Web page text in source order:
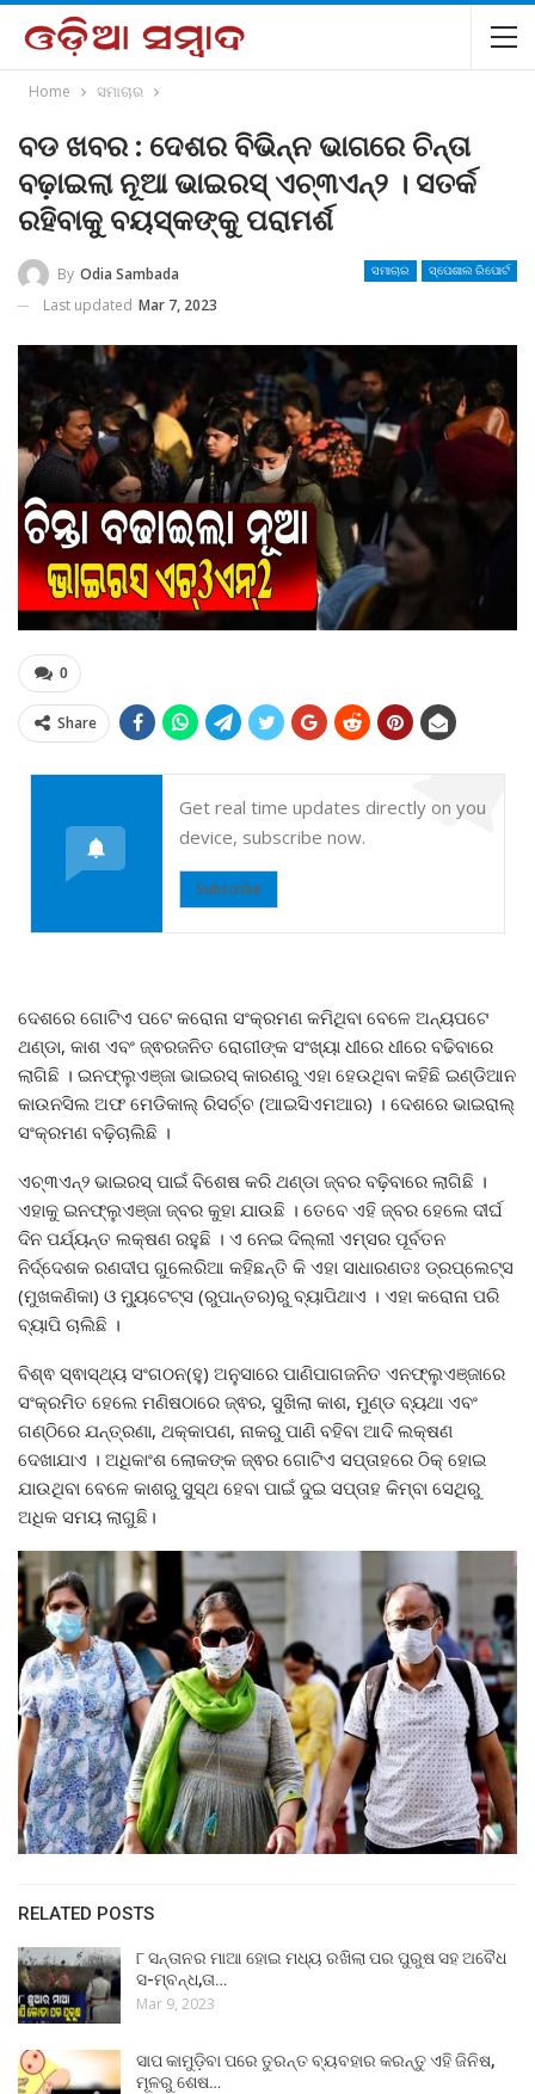
Home ସମାଚାର
ବଡ ଖବର : ଦେଶର ବିଭିନ୍ନ ଭାଗରେ ଚିନ୍ତା
ବଢ଼ାଇଲା ନୂଆ ଭାଇରସ୍‌ ଏଚ୍‌୩ଏନ୍‌୨ । ସତର୍କ
ରହିବାକୁ ବୟସ୍କଙ୍କୁ ପରାମର୍ଶ
ସମାଚାର ସ୍ପେଶାଲ ରିପୋର୍ଟ
By Odia Sambada
Last updated Mar 7, 2023
0
Share
Get real time updates directly on you
device, subscribe now.
Subscribe
ଦେଶରେ ଗୋଟିଏ ପଟେ କରୋନା ସଂକ୍ରମଣ କମିଥିବା ବେଳେ ଅନ୍ୟପଟେ
ଥଣ୍ଡା, କାଶ ଏବଂ ଜ୍ଵରଜନିତ ରୋଗୀଙ୍କ ସଂଖ୍ୟା ଧୀରେ ଧୀରେ ବଢିବାରେ
ଲାଗିଛି । ଇନଫ୍ଲୁଏଞ୍ଜା ଭାଇରସ୍ କାରଣରୁ ଏହା ହେଉଥିବା କହିଛି ଇଣ୍ଡିଆନ
କାଉନସିଲ ଅଫ ମେଡିକାଲ୍ ରିସର୍ଚ୍ଚ (ଆଇସିଏମଆର) । ଦେଶରେ ଭାଇରାଲ୍‌
ସଂକ୍ରମଣ ବଢ଼ିଚାଲିଛି ।
ଏଚ୍‌୩ଏନ୍‌୨ ଭାଇରସ୍‌ ପାଇଁ ବିଶେଷ କରି ଥଣ୍ଡା ଜ୍ବର ବଢ଼ିବାରେ ଲାଗିଛି ।
ଏହାକୁ ଇନଫ୍ଲୁଏଞ୍ଜା ଜ୍ବର କୁହା ଯାଉଛି । ତେବେ ଏହି ଜ୍ବର ହେଲେ ଦୀର୍ଘ
ଦିନ ପର୍ଯ୍ୟନ୍ତ ଲକ୍ଷଣ ରହୁଛି । ଏ ନେଇ ଦିଲ୍ଲୀ ଏମ୍ସର ପୂର୍ବତନ
ନିର୍ଦ୍ଦେଶକ ରଣଦୀପ ଗୁଲେରିଆ କହିଛନ୍ତି କି ଏହା ସାଧାରଣତଃ ଡ୍ରପ୍‌ଲେଟ୍‌ସ
(ମୁଖକଣିକା) ଓ ମ୍ୟୁଟେଟ୍‌ସ (ରୁପାନ୍ତର)ରୁ ବ୍ୟାପିଥାଏ । ଏହା କରୋନା ପରି
ବ୍ୟାପି ଚାଲିଛି ।
ବିଶ୍ଵ ସ୍ଵାସ୍ଥ୍ୟ ସଂଗଠନ(ହୁ) ଅନୁସାରେ ପାଣିପାଗଜନିତ ଏନଫ୍ଲୁଏଞ୍ଜାରେ
ସଂକ୍ରମିତ ହେଲେ ମଣିଷଠାରେ ଜ୍ଵର, ସୁଖିଲା କାଶ, ମୁଣ୍ଡ ବ୍ୟଥା ଏବଂ
ଗଣ୍ଠିରେ ଯନ୍ତ୍ରଣା, ଥକ୍କାପଣ, ନାକରୁ ପାଣି ବହିବା ଆଦି ଲକ୍ଷଣ
ଦେଖାଯାଏ । ଅଧିକାଂଶ ଲୋକଙ୍କ ଜ୍ଵର ଗୋଟିଏ ସପ୍ତାହରେ ଠିକ୍ ହୋଇ
ଯାଉଥିବା ବେଳେ କାଶରୁ ସୁସ୍ଥ ହେବା ପାଇଁ ଦୁଇ ସପ୍ତାହ କିମ୍ବା ସେଥିରୁ
ଅଧିକ ସମୟ ଲାଗୁଛି।
RELATED POSTS
୮ ସନ୍ତାନର ମାଆ ହୋଇ ମଧ୍ୟ ରଖିଲା ପର ପୁରୁଷ ସହ ଅବୈଧ
ସ-ମ୍ବନ୍ଧ,ତା…
Mar 9, 2023
ସାପ କାମୁଡ଼ିବା ପରେ ତୁରନ୍ତ ବ୍ୟବହାର କରନ୍ତୁ ଏହି ଜିନିଷ,
ମୂଳରୁ ଶେଷ…